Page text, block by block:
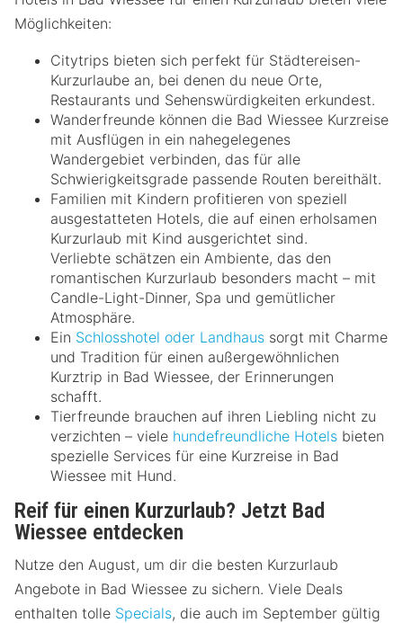
Möglichkeiten:
Citytrips bieten sich perfekt für Städtereisen-
Kurzurlaube an, bei denen du neue Orte,
Restaurants und Sehenswürdigkeiten erkundest.
Wanderfreunde können die Bad Wiessee Kurzreise
mit Ausflügen in ein nahegelegenes
Wandergebiet verbinden, das für alle
Schwierigkeitsgrade passende Routen bereithält.
Familien mit Kindern profitieren von speziell
ausgestatteten Hotels, die auf einen erholsamen
Kurzurlaub mit Kind ausgerichtet sind.
Verliebte schätzen ein Ambiente, das den
romantischen Kurzurlaub besonders macht – mit
Candle-Light-Dinner, Spa und gemütlicher
Atmosphäre.
Ein Schlosshotel oder Landhaus sorgt mit Charme
und Tradition für einen außergewöhnlichen
Kurztrip in Bad Wiessee, der Erinnerungen
schafft.
Tierfreunde brauchen auf ihren Liebling nicht zu
verzichten – viele hundefreundliche Hotels bieten
spezielle Services für eine Kurzreise in Bad
Wiessee mit Hund.
Reif für einen Kurzurlaub? Jetzt Bad
Wiessee entdecken
Nutze den August, um dir die besten Kurzurlaub
Angebote in Bad Wiessee zu sichern. Viele Deals
enthalten tolle Specials, die auch im September gültig